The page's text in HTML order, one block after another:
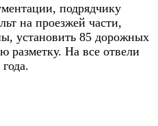
подрядчику
на проезжей части,
установить 85 дорожных
разметку. На все отвели